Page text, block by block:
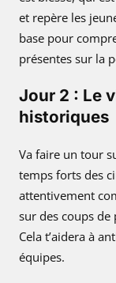
et repère les
base pour
présentes sur la
Jour 2 : Le
historiques
Va faire un tour
temps forts des
attentivement
sur des coups de
Cela t’aidera à
équipes.